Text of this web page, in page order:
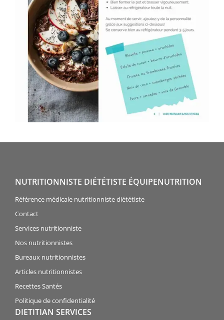
NUTRITIONNISTE DIÉTÉTISTE ÉQUIPENUTRITION
Référence médicale nutritionniste diététiste
Contact
Services nutritionniste
Nos nutritionnistes
Bureaux nutritionnistes
Articles nutritionnistes
Recettes Santés
Politique de confidentialité
DIETITIAN SERVICES